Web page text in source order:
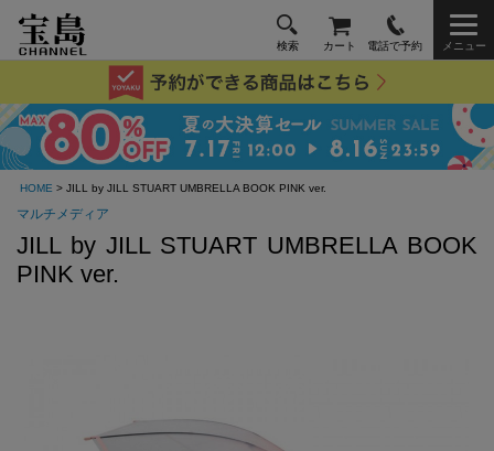
検索 カート 電話で予約 メニュー
HOME > JILL by JILL STUART UMBRELLA BOOK PINK ver.
マルチメディア
JILL by JILL STUART UMBRELLA BOOK
PINK ver.